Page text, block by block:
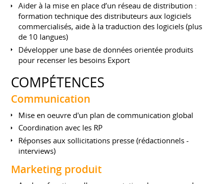
Aider à la mise en place d’un réseau de distribution :
formation technique des distributeurs aux logiciels
commercialisés, aide à la traduction des logiciels (plus
de 10 langues)
Développer une base de données orientée produits
pour recenser les besoins Export
COMPÉTENCES
Communication
Mise en oeuvre d'un plan de communication global
Coordination avec les RP
Réponses aux sollicitations presse (rédactionnels -
interviews)
Marketing produit